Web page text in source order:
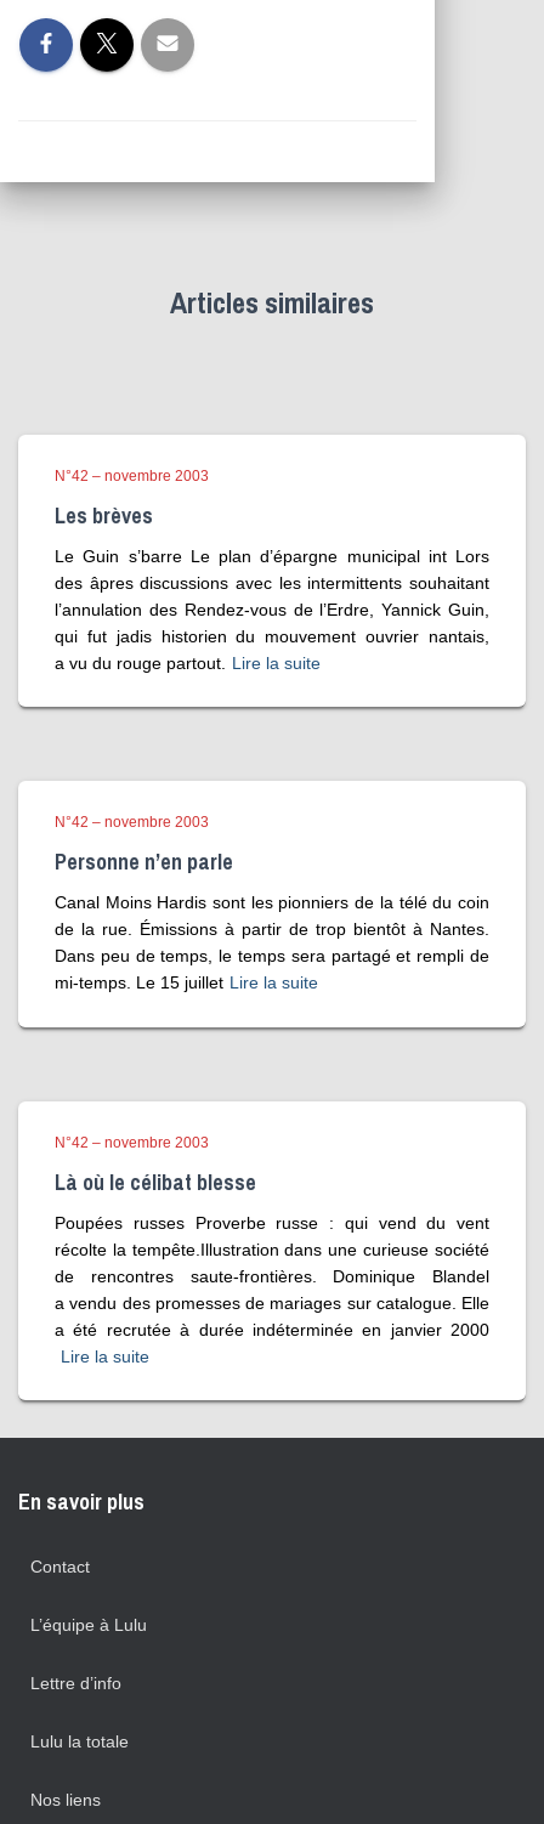
Articles similaires
N°42 – novembre 2003
Les brèves
Le Guin s’barre Le plan d’épargne municipal int Lors
des âpres discussions avec les intermittents souhaitant
l’annulation des Rendez-vous de l’Erdre, Yannick Guin,
qui fut jadis historien du mouvement ouvrier nantais,
a vu du rouge partout.
Lire la suite
N°42 – novembre 2003
Personne n’en parle
Canal Moins Hardis sont les pionniers de la télé du coin
de la rue. Émissions à partir de trop bientôt à Nantes.
Dans peu de temps, le temps sera partagé et rempli de
mi-temps. Le 15 juillet Lire la suite
N°42 – novembre 2003
Là où le célibat blesse
Poupées russes Proverbe russe : qui vend du vent
récolte la tempête.Illustration dans une curieuse société
de rencontres saute-frontières. Dominique Blandel
a vendu des promesses de mariages sur catalogue. Elle
a été recrutée à durée indéterminée en janvier 2000
Lire la suite
En savoir plus
Contact
L’équipe à Lulu
Lettre d’info
Lulu la totale
Nos liens